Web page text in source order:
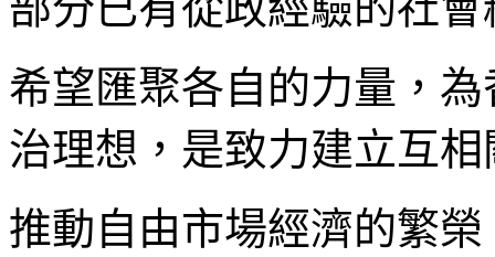
希望匯聚各自的力量，
治理想，是致力建立互
推動自由市場經濟的繁